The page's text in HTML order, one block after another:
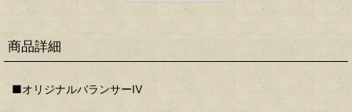
商品詳細
■オリジナルバランサーIV